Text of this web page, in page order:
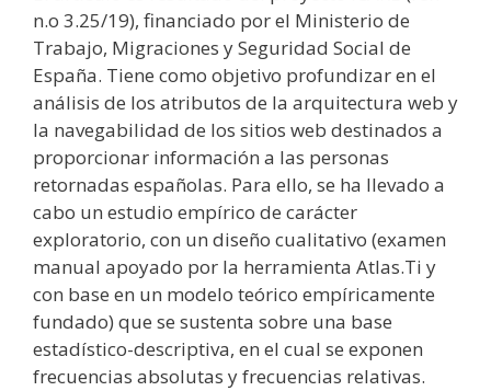
n.o 3.25/19), financiado por el Ministerio de
Trabajo, Migraciones y Seguridad Social de
España. Tiene como objetivo profundizar en el
análisis de los atributos de la arquitectura web y
la navegabilidad de los sitios web destinados a
proporcionar información a las personas
retornadas españolas. Para ello, se ha llevado a
cabo un estudio empírico de carácter
exploratorio, con un diseño cualitativo (examen
manual apoyado por la herramienta Atlas.Ti y
con base en un modelo teórico empíricamente
fundado) que se sustenta sobre una base
estadístico-descriptiva, en el cual se exponen
frecuencias absolutas y frecuencias relativas.